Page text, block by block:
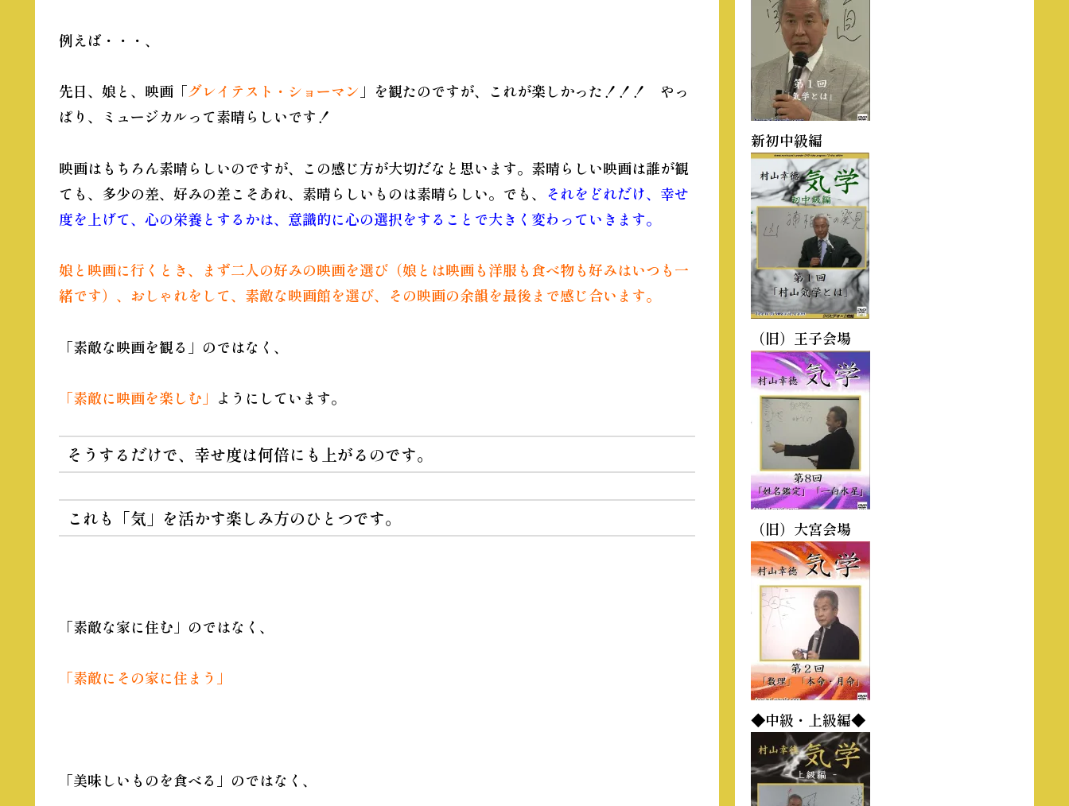
例えば・・・、
先日、娘と、映画「グレイテスト・ショーマン 」を観たのですが、これが楽しかった！！！ やっ
ぱり、ミュージカルって素晴らしいです！
映画はもちろん素晴らしいのですが、この感じ方が大切だなと思います。素晴らしい映画は誰が観
ても、多少の差、好みの差こそあれ、素晴らしいものは素晴らしい。でも、
それをどれだけ、幸せ
度を上げて、心の栄養とするかは、意識的に心の選択をすることで大きく変わっていきます。
娘と映画に行くとき、まず二人の好みの映画を選び（娘とは映画も洋服も食べ物も好みはいつも一
緒です）、おしゃれをして、素敵な映画館を選び、その映画の余韻を最後まで感じ合います。
「素敵な映画を観る」のではなく、
「素敵に映画を楽しむ」 ようにしています。
そうするだけで、幸せ度は何倍にも上がるのです。
これも「気」を活かす楽しみ方のひとつです。
「素敵な家に住む」のではなく、
「素敵にその家に住まう」
「美味しいものを食べる」のではなく、
新初中級編
（旧）王子会場
（旧）大宮会場
◆中級・上級編◆